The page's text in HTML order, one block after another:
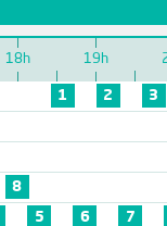
18h 19h
1 2 3
8
5 6 7